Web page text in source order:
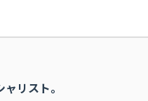
リスト。